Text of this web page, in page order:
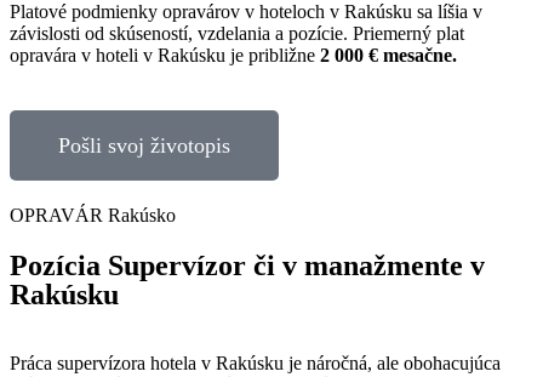
Platové podmienky opravárov v hoteloch v Rakúsku sa líšia v
závislosti od skúseností, vzdelania a pozície. Priemerný plat
opravára v hoteli v Rakúsku je približne 2 000 € mesačne.
Pošli svoj životopis
OPRAVÁR Rakúsko
Pozícia Supervízor či v manažmente v
Rakúsku
Práca supervízora hotela v Rakúsku je náročná, ale obohacujúca